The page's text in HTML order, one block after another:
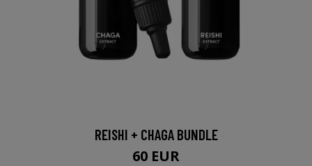
REISHI + CHAGA BUNDLE
60 EUR